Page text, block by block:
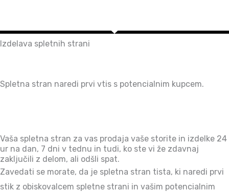
Izdelava spletnih strani
Spletna stran naredi prvi vtis s potencialnim kupcem.
Vaša spletna stran za vas prodaja vaše storite in izdelke 24
ur na dan, 7 dni v tednu in tudi, ko ste vi že zdavnaj
zaključili z delom, ali odšli spat.
Zavedati se morate, da je spletna stran tista, ki naredi prvi
stik z obiskovalcem spletne strani in vašim potencialnim